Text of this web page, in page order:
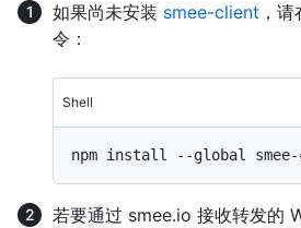
如果尚未安装 smee-client ，
令：
Shell
若要通过 smee.io 接收转发的